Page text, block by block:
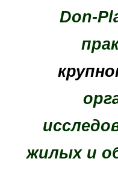
Don-
жилых и